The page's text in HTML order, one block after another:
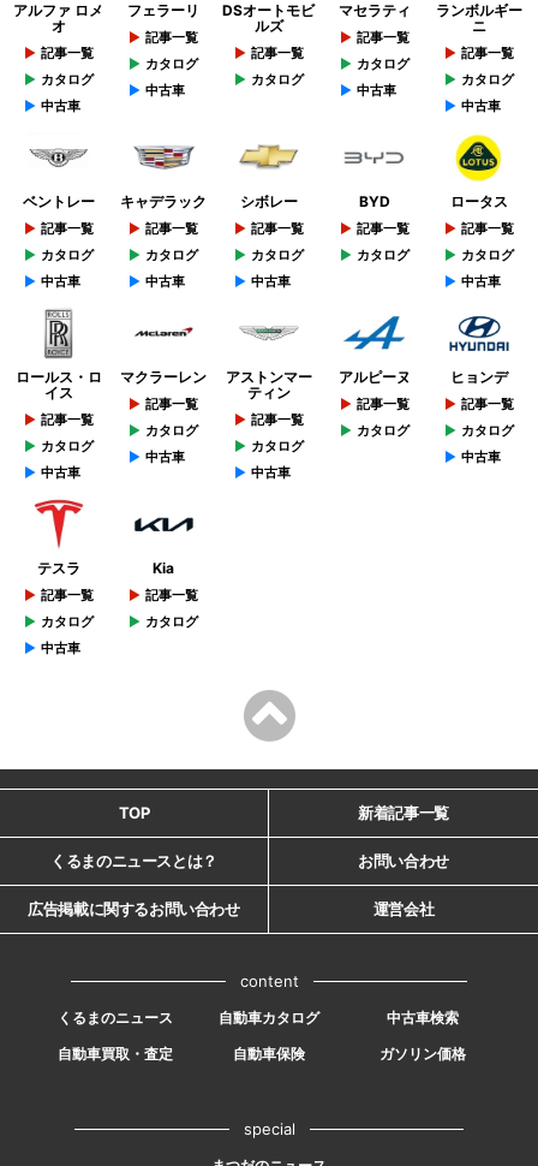
アルファ ロメ
オ
記事一覧
カタログ
中古車
フェラーリ
記事一覧
カタログ
中古車
DSオートモビ
ルズ
記事一覧
カタログ
マセラティ
記事一覧
カタログ
中古車
ランボルギー
ニ
記事一覧
カタログ
中古車
ベントレー
記事一覧
カタログ
中古車
キャデラック
記事一覧
カタログ
中古車
シボレー
記事一覧
カタログ
中古車
BYD
記事一覧
カタログ
ロータス
記事一覧
カタログ
中古車
ロールス・ロ
イス
記事一覧
カタログ
中古車
マクラーレン
記事一覧
カタログ
中古車
アストンマー
ティン
記事一覧
カタログ
中古車
アルピーヌ
記事一覧
カタログ
ヒョンデ
記事一覧
カタログ
中古車
テスラ
記事一覧
カタログ
中古車
Kia
記事一覧
カタログ
TOP 新着記事一覧
くるまのニュースとは？ お問い合わせ
広告掲載に関するお問い合わせ 運営会社
content
くるまのニュース 自動車カタログ
中古車検索
自動車買取・査定
自動車保険 ガソリン価格
special